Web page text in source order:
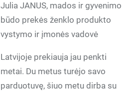
Julia JANUS, mados ir gyvenimo
būdo prekės ženklo produkto
vystymo ir įmonės vadovė
Latvijoje prekiauja jau penkti
metai. Du metus turėjo savo
parduotuvę, šiuo metu dirba su